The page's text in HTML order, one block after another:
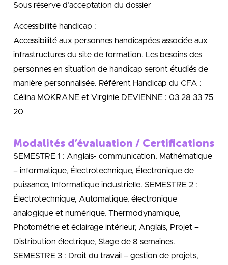
Sous réserve d’acceptation du dossier
Accessibilité handicap :
Accessibilité aux personnes handicapées associée aux
infrastructures du site de formation. Les besoins des
personnes en situation de handicap seront étudiés de
manière personnalisée. Référent Handicap du CFA :
Célina MOKRANE et Virginie DEVIENNE : 03 28 33 75
20
Modalités d’évaluation / Certifications
SEMESTRE 1 : Anglais- communication, Mathématique
– informatique, Électrotechnique, Électronique de
puissance, Informatique industrielle. SEMESTRE 2 :
Électrotechnique, Automatique, électronique
analogique et numérique, Thermodynamique,
Photométrie et éclairage intérieur, Anglais, Projet –
Distribution électrique, Stage de 8 semaines.
SEMESTRE 3 : Droit du travail – gestion de projets,